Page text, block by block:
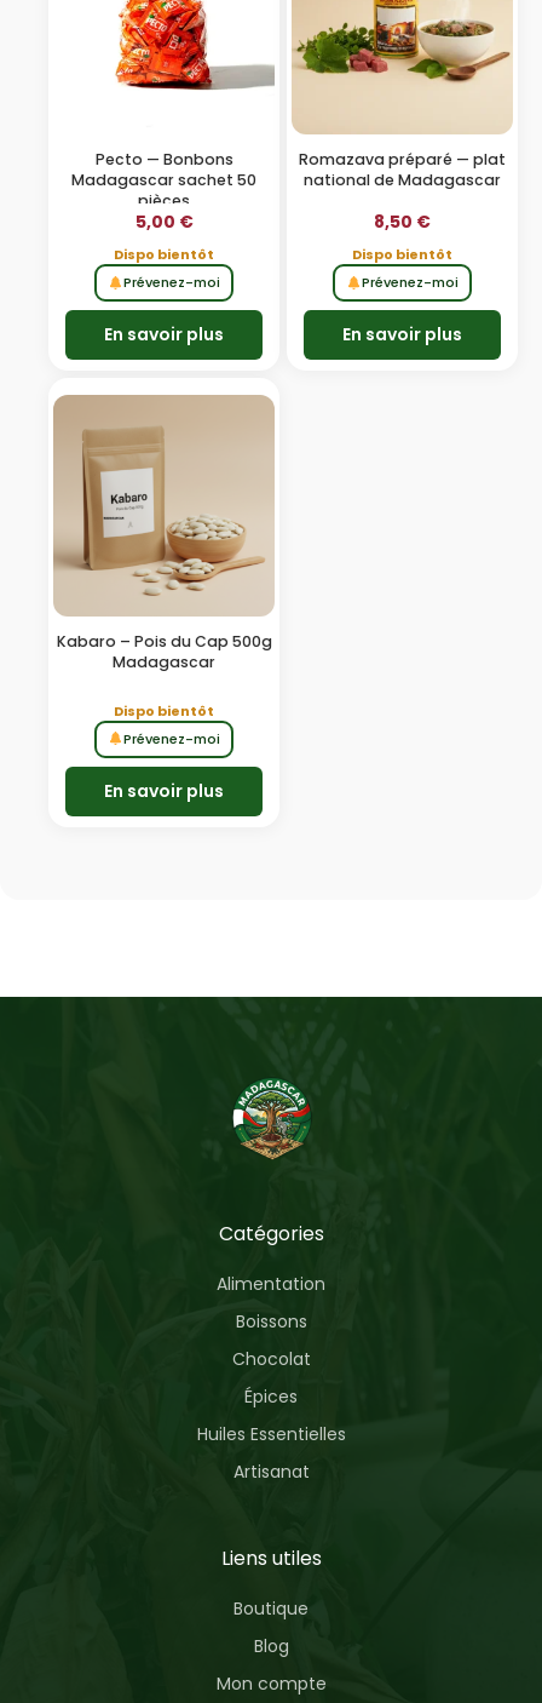
Pecto — Bonbons
Madagascar sachet 50
pièces
5,00 €
Dispo bientôt
Prévenez-moi
En savoir plus
Romazava préparé — plat
national de Madagascar
8,50 €
Dispo bientôt
Prévenez-moi
En savoir plus
Kabaro – Pois du Cap 500g
Madagascar
Dispo bientôt
Prévenez-moi
En savoir plus
Catégories
Alimentation
Boissons
Chocolat
Épices
Huiles Essentielles
Artisanat
Liens utiles
Boutique
Blog
Mon compte